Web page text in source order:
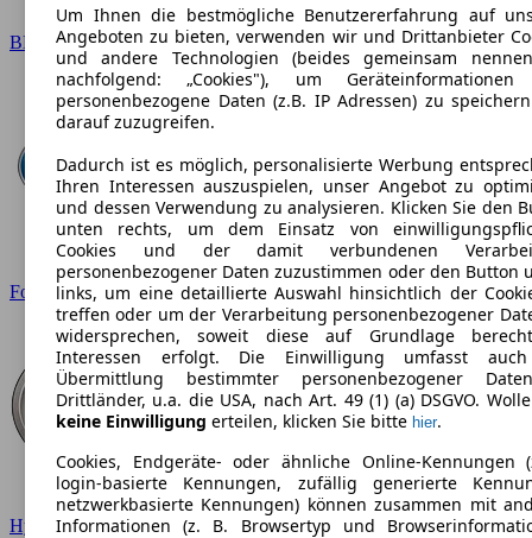
BMW
Ford
Hyundai
Um Ihnen die bestmögliche Benutzererfahrung auf
Angeboten zu bieten, verwenden wir und Drittanbieter
und andere Technologien (beides gemeinsam
nachfolgend: „Cookies"), um
personenbezogene Daten (z.B. IP Adressen) zu
darauf zuzugreifen.
Dadurch ist es möglich, personalisierte Werbung
Ihren Interessen auszuspielen, unser Angebot zu
und dessen Verwendung zu analysieren. Klicken Sie den
unten rechts, um dem Einsatz von
Cookies und der damit verbundenen
personenbezogener Daten zuzustimmen oder den Button
links, um eine detaillierte Auswahl hinsichtlich der
treffen oder um der Verarbeitung personenbezogener
widersprechen, soweit diese auf Grundlage
Interessen erfolgt. Die Einwilligung umfasst
Übermittlung bestimmter personenbezogener
Drittländer, u.a. die USA, nach Art. 49 (1) (a) DSGVO.
keine Einwilligung erteilen, klicken Sie bitte hier.
Cookies, Endgeräte- oder ähnliche Online-Kennungen
login-basierte Kennungen, zufällig generierte
netzwerkbasierte Kennungen) können zusammen mit
Informationen (z. B. Browsertyp und